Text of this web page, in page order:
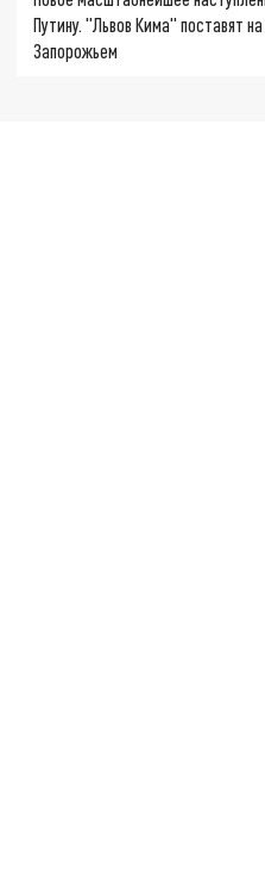
Путину. "Львов Кима" поставят
Запорожьем